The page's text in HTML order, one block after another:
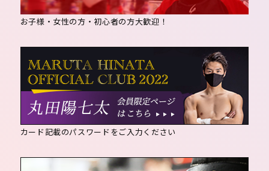
お子様・女性の方・初心者の方大歓迎！
カード記載のパスワードをご入力ください